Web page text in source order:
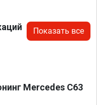
Показать все
Mercedes C63